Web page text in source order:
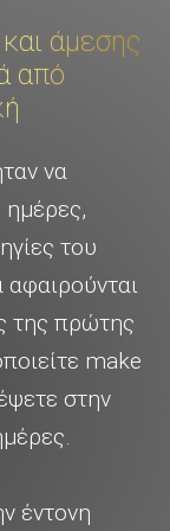
άμεσης
από
να
ημέρες,
του
της πρώτης
make
στην
έντονη